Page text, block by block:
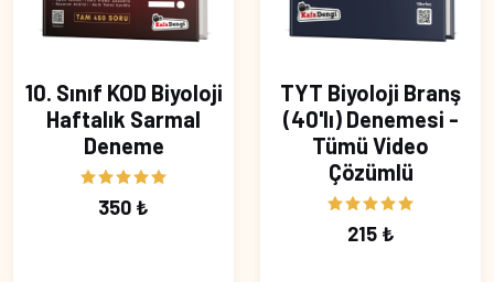
10. Sınıf KOD Biyoloji
Haftalık Sarmal
Deneme
350 ₺
TYT Biyoloji Branş
(40'lı) Denemesi -
Tümü Video
Çözümlü
215 ₺